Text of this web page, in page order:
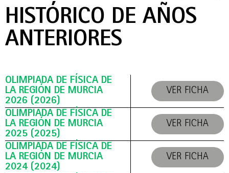
HISTÓRICO DE AÑOS
ANTERIORES
OLIMPIADA DE FÍSICA DE
LA REGIÓN DE MURCIA
2026 (2026)
VER FICHA
OLIMPIADA DE FÍSICA DE
LA REGIÓN DE MURCIA
2025 (2025)
VER FICHA
OLIMPIADA DE FÍSICA DE
LA REGIÓN DE MURCIA
2024 (2024)
VER FICHA